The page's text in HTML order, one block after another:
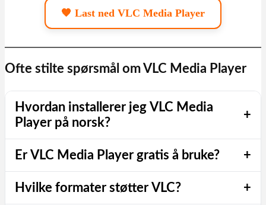
🧡 Last ned VLC Media Player
Ofte stilte spørsmål om VLC Media Player
Hvordan installerer jeg VLC Media
Player på norsk?
+
Er VLC Media Player gratis å bruke? +
Hvilke formater støtter VLC? +